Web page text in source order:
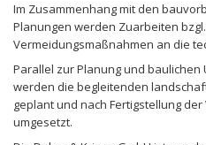
Im Zusammenhang mit den
Planungen werden Zuarbeiten
Vermeidungsmaßnahmen an die
Parallel zur Planung und
werden die begleitenden
geplant und nach Fertigstellung
umgesetzt.